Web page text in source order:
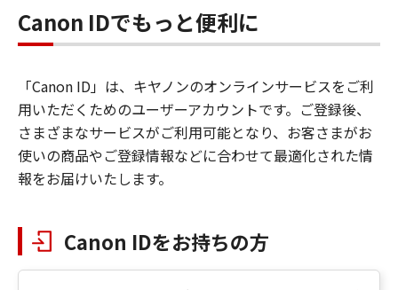
Canon IDでもっと便利に
「Canon ID」は、キヤノンのオンラインサービスをご利
用いただくためのユーザーアカウントです。ご登録後、
さまざまなサービスがご利用可能となり、お客さまがお
使いの商品やご登録情報などに合わせて最適化された情
報をお届けいたします。
Canon IDをお持ちの方